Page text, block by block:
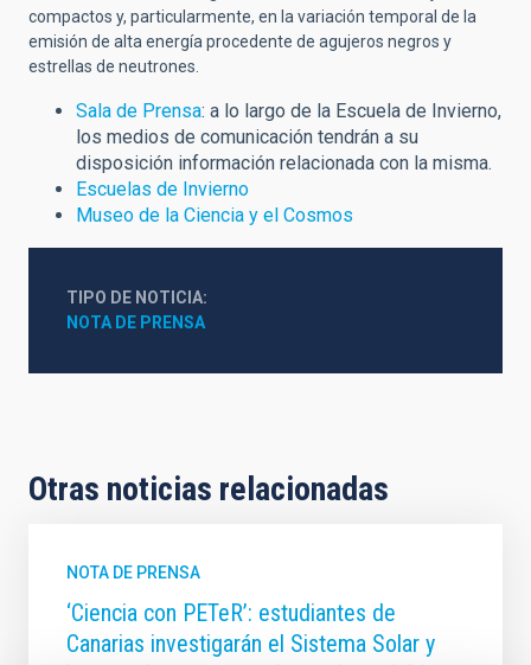
compactos y, particularmente, en la variación temporal de la
emisión de alta energía procedente de agujeros negros y
estrellas de neutrones.
Sala de Prensa: a lo largo de la Escuela de Invierno,
los medios de comunicación tendrán a su
disposición información relacionada con la misma.
Escuelas de Invierno
Museo de la Ciencia y el Cosmos
TIPO DE NOTICIA
NOTA DE PRENSA
Otras noticias relacionadas
NOTA DE PRENSA
‘Ciencia con PETeR’: estudiantes de
Canarias investigarán el Sistema Solar y